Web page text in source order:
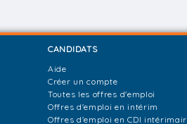
CANDIDATS
Aide
Créer un compte
Toutes les offres d'emploi
Offres d'emploi en intérim
Offres d'emploi en CDI